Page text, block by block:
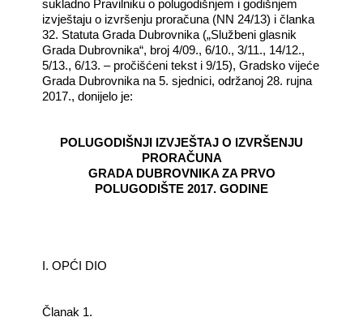
sukladno Pravilniku o polugodišnjem i godišnjem
izvještaju o izvršenju proračuna (NN 24/13) i članka
32. Statuta Grada Dubrovnika („Službeni glasnik
Grada Dubrovnika“, broj 4/09., 6/10., 3/11., 14/12.,
5/13., 6/13. – pročišćeni tekst i 9/15), Gradsko vijeće
Grada Dubrovnika na 5. sjednici, održanoj 28. rujna
2017., donijelo je:
POLUGODIŠNJI IZVJEŠTAJ O IZVRŠENJU
PRORAČUNA
GRADA DUBROVNIKA ZA PRVO
POLUGODIŠTE 2017. GODINE
I. OPĆI DIO
Članak 1.